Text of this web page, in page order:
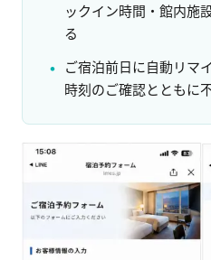
ックイン時間・館内施
る
ご宿泊前日に自動リマ
時刻のご確認とともに